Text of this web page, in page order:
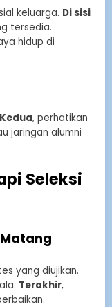
keluarga. Di sisi
tersedia.
hidup di
Kedua, perhatikan
jaringan alumni
Seleksi
yang diujikan.
Terakhir,